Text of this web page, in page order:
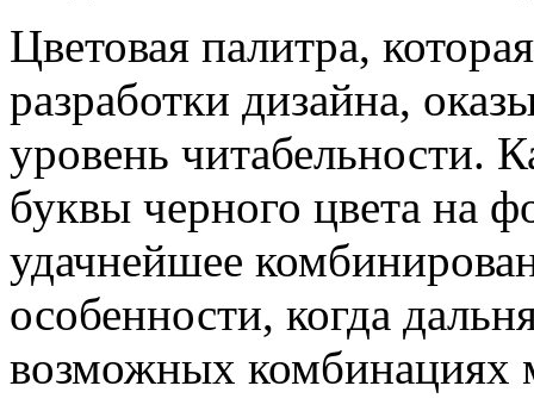
Цветовая палитра,
разработки дизайна,
уровень читабельности.
буквы черного цвета на
удачнейшее
особенности, когда
возможных комбинациях